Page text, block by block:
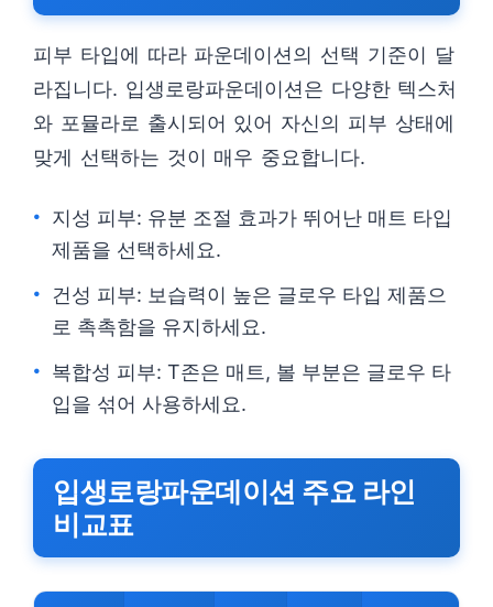
피부 타입에 따라 파운데이션의 선택 기준이 달
라집니다. 입생로랑파운데이션은 다양한 텍스처
와 포뮬라로 출시되어 있어 자신의 피부 상태에
맞게 선택하는 것이 매우 중요합니다.
지성 피부: 유분 조절 효과가 뛰어난 매트 타입
제품을 선택하세요.
건성 피부: 보습력이 높은 글로우 타입 제품으
로 촉촉함을 유지하세요.
복합성 피부: T존은 매트, 볼 부분은 글로우 타
입을 섞어 사용하세요.
입생로랑파운데이션 주요 라인
비교표